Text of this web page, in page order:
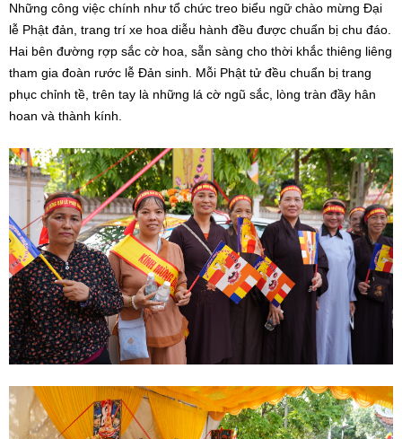
Những công việc chính như tổ chức treo biểu ngữ chào mừng Đại
lễ Phật đản, trang trí xe hoa diễu hành đều được chuẩn bị chu đáo.
Hai bên đường rợp sắc cờ hoa, sẵn sàng cho thời khắc thiêng liêng
tham gia đoàn rước lễ Đản sinh. Mỗi Phật tử đều chuẩn bị trang
phục chỉnh tề, trên tay là những lá cờ ngũ sắc, lòng tràn đầy hân
hoan và thành kính.